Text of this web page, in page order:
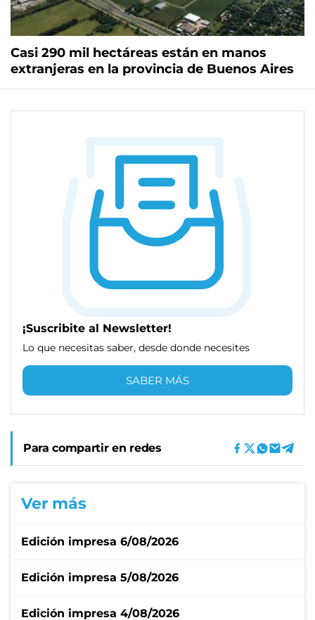
Casi 290 mil hectáreas están en manos
extranjeras en la provincia de Buenos Aires
¡Suscribite al Newsletter!
Lo que necesitas saber, desde donde necesites
SABER MÁS
Para compartir en redes
Ver más
Edición impresa 6/08/2026
Edición impresa 5/08/2026
Edición impresa 4/08/2026